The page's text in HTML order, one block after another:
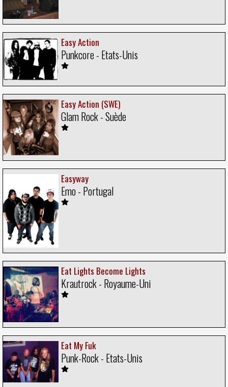
Easy Action
Punkcore - Etats-Unis
Easy Action (SWE)
Glam Rock - Suède
Easyway
Emo - Portugal
Eat Lights Become Lights
Krautrock - Royaume-Uni
Eat My Fuk
Punk-Rock - Etats-Unis